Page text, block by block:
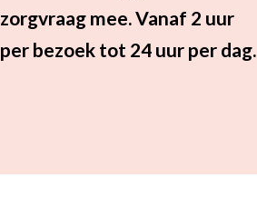
zorgvraag mee. Vanaf 2 uur
per bezoek tot 24 uur per dag.